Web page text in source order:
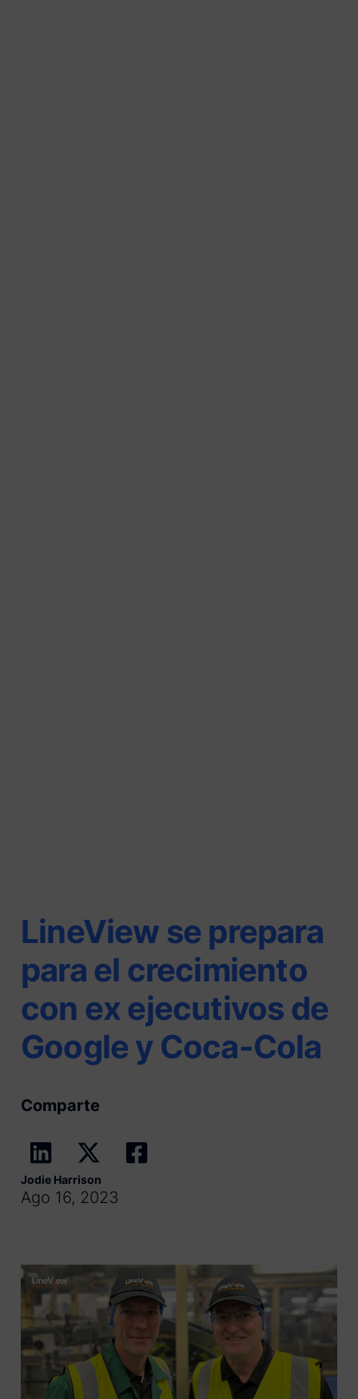
LineView se prepara
para el crecimiento
con ex ejecutivos de
Google y Coca-Cola
Comparte
Jodie Harrison
Ago 16, 2023